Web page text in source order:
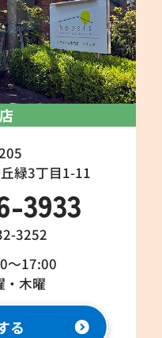
緑3丁目1-11
3933
3252
～17:00
木曜
る